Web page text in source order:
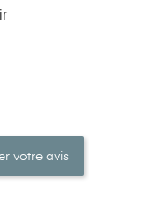
votre avis